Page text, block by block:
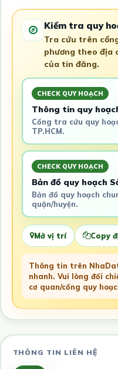
Kiểm tra quy
Tra cứu trên
phương theo địa
của tin đăng.
CHECK QUY HOẠCH
Thông tin quy
Cổng tra cứu quy
TP.HCM.
CHECK QUY HOẠCH
Bản đồ quy hoạch
Bản đồ quy hoạch
quận/huyện.
Mở vị trí Copy
Thông tin trên
nhanh. Vui lòng đối
cơ quan/cổng quy
THÔNG TIN LIÊN HỆ